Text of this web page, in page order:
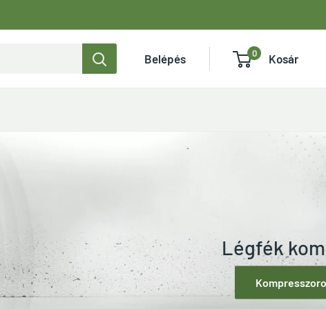
Belépés 0 Kosár
Légfék kompresszorok
Kompresszorok megtekintése